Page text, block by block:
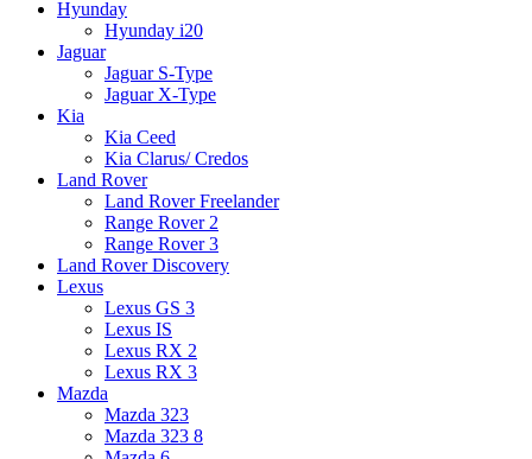
Hyunday
Hyunday i20
Jaguar
Jaguar S-Type
Jaguar X-Type
Kia
Kia Ceed
Kia Clarus/ Credos
Land Rover
Land Rover Freelander
Range Rover 2
Range Rover 3
Land Rover Discovery
Lexus
Lexus GS 3
Lexus IS
Lexus RX 2
Lexus RX 3
Mazda
Mazda 323
Mazda 323 8